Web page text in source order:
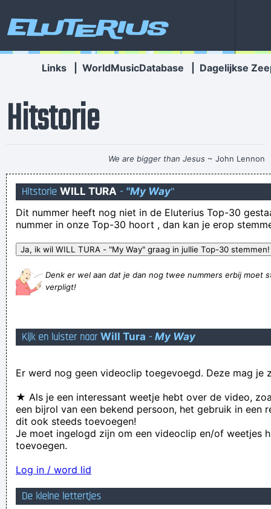
Eluterius
Links WorldMusicDatabase Dagelijkse
Hitstorie
We are bigger than Jesus ~ John Lennon
Despite his enduring heartthrob status, Brad was once voted
one of the world's unsexiest men because of the hideous
stench that allegedly follows him around
want ook palingen houden van herhalingen
Wij kunnen er verder ook niks aan doen
gezwind rees m´n onsterfelijke ziel naar de bruine, door
IK VIND DAT ER VERANDERING MOET KOMENEEN KONTRACK
MOT EEN GANS JAAR UIT DOEN, NIET IN HET MIDDEN VAN
HET van het seisoon veranderen,??,,,,,,,,
Tja, dan kan je evengoed zeggen dat die flik klop kreeg
Instead Of Helping Those In Need, Let’s Snap A Picture First
bu waas Thieuke inne sprint???
Hitstorie WILL TURA - "My Way"
Dit nummer heeft nog niet in de Eluterius Top-30
nummer in onze Top-30 hoort , dan kan je erop
Denk er wel aan dat je dan nog twee nummers erbij moet
verpligt!
Kijk en luister naar Will Tura - My Way
Er werd nog geen videoclip toegevoegd. Deze mag je
★ Als je een interessant weetje hebt over de video,
een bijrol van een bekend persoon, het gebruik in een
dit ook steeds toevoegen!
Je moet ingelogd zijn om een videoclip en/of weetjes
toevoegen.
Log in / word lid
De kleine lettertjes